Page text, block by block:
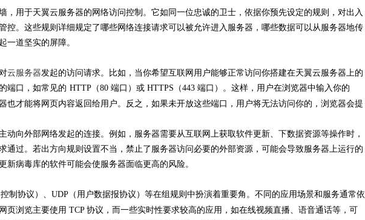
，用于天翼云服务器的网络访问控制。它如同一位忠诚的卫士，依据你预先设定的规则，对出入
控。这些规则详细规定了哪些网络连接请求可以被允许进入服务器，哪些数据可以从服务器地传
一道坚实的屏障。
云服务器发起的访问请求。比如，当你希望互联网用户能够正常访问你搭建在天翼云服务器上的
端口，如常见的 HTTP（80 端口）或 HTTPS（443 端口）。这样，用户在浏览器中输入你的
也才能将网页内容返回给用户。反之，如果未开放这些端口，用户将无法访问你的，浏览器会提
动向外部网络发起的连接。例如，服务器需要从互联网上获取软件更新、下数据资源等操作时，
通过。若出方向规则设置不当，禁止了服务器访问必要的外部资源，可能会导致服务器上运行的
新病毒库的软件可能会使服务器面临更高的风险。
制协议）、UDP（用户数据报协议）等在组规则中扮演着重要角。不同的应用场景和服务通常依
页浏览主要使用 TCP 协议，而一些实时性要求较高的应用，如在线视频直播、语音通话等，可